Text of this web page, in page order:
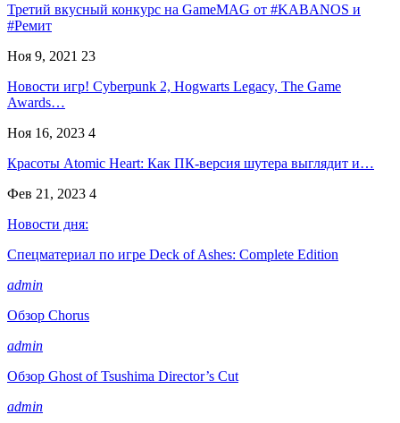
Третий вкусный конкурс на GameMAG от #KABANOS и
#Ремит
Ноя 9, 2021 23
Новости игр! Cyberpunk 2, Hogwarts Legacy, The Game
Awards…
Ноя 16, 2023 4
Красоты Atomic Heart: Как ПК-версия шутера выглядит и…
Фев 21, 2023 4
Новости дня:
Спецматериал по игре Deck of Ashes: Complete Edition
admin
Обзор Chorus
admin
Обзор Ghost of Tsushima Director’s Cut
admin